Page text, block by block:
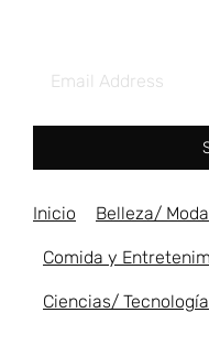
Inicio Belleza/ Moda
Comida y
Ciencias/ Tecnología